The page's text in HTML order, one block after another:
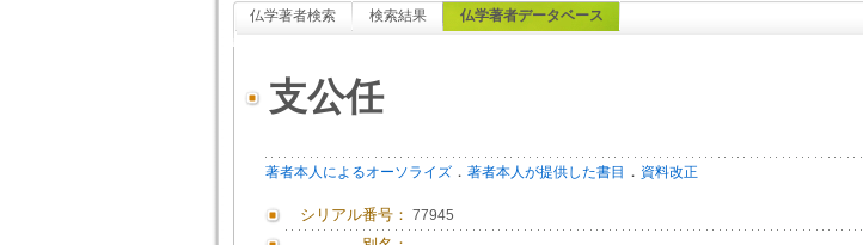
仏学著者検索 検索結果 仏学著者データベース
支公任
著者本人によるオーソライズ． 著者本人が提供した書目 ． 資料改正
シリアル番号： 77945